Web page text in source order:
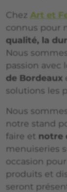
Chez Art et
connus pour
qualité, la
Nous
passion avec
de Bordeaux
solutions les
Nous
notre stand
faire et notre
menuiseries
occasion
produits et
seront